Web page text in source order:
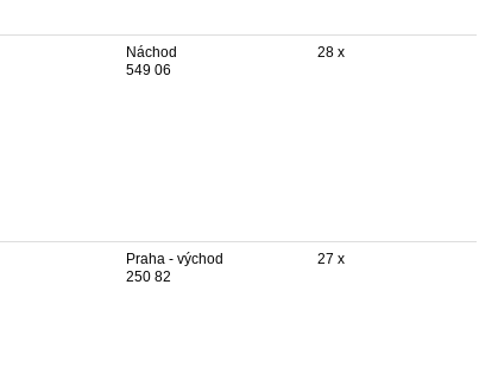
Náchod
549 06
28 x
Praha - východ
250 82
27 x